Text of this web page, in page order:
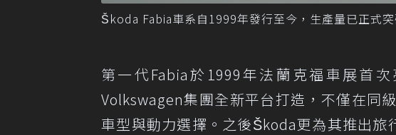
Škoda Fabia車系自1999年發行至今，生產量已正式
第一代Fabia於1999年法蘭克福車展首
Volkswagen集團全新平台打造，不僅在同
車型與動力選擇。之後Škoda更為其推出